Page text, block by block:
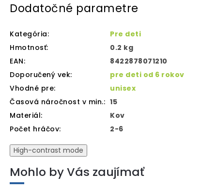
Dodatočné parametre
Kategória:
Pre deti
Hmotnosť:
0.2 kg
EAN:
8422878071210
Doporučený vek:
pre deti od 6 rokov
Vhodné pre:
unisex
Časová náročnost v min.: 15
Materiál:
Kov
Počet hráčov: 2-6
High-contrast mode
Mohlo by Vás zaujímať